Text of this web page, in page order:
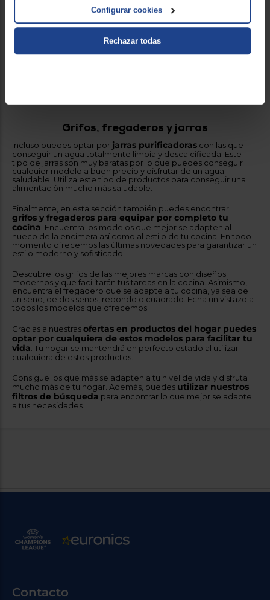
Configurar cookies
Rechazar todas
diferentes
ofrecemos. De esta forma, los alimentos mantendrán sus
propiedades, así como una temperatura constante durante
mucho más tiempo. Mantén tus bebidas o comida totalmente
calientas con tan solo usar cualquier de los termos que te
Grifos, fregaderos y jarras
Incluso puedes optar por jarras purificadoras con las que
conseguir un agua totalmente limpia y descalcificada. Este
tipo de jarras son muy baratas por lo que puedes conseguir
cualquier modelo a buen precio y disfrutar de un agua
saludable. Utiliza este tipo de productos para conseguir una
alimentación mucho más saludable.
Finalmente, en esta sección también puedes encontrar
grifos y fregaderos para equipar por completo tu
cocina . Encuentra los modelos que mejor se adapten al
hueco de la encimera así como al estilo de tu cocina. En todo
momento ofrecemos las últimas novedades para garantizar un
estilo moderno y sofisticado.
Descubre los grifos de las mejores marcas con diseños
modernos y que facilitarán tus tareas en la cocina. Asimismo,
encuentra el fregadero que se adapte a tu cocina, ya sea de
un seno, de dos senos, redondo o cuadrado. Echa un vistazo a
todos los modelos que ofrecemos.
Gracias a nuestrasofertas en productos del hogar puedes
optar por cualquiera de estos modelos para facilitar tu
vida . Tu hogar se mantendrá en perfecto estado al utilizar
cualquiera de estos productos.
Consigue los que más se adapten a tu nivel de vida y disfruta
mucho más de tu hogar. Además, puedes utilizar nuestros
filtros de búsqueda para encontrar lo que mejor se adapte
a tus necesidades.
Contacto